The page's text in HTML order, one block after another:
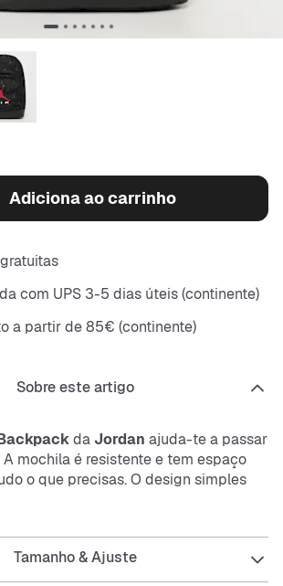
Adiciona ao carrinho
com UPS 3-5 dias úteis (continente)
a partir de 85€ (continente)
Sobre este artigo
da Jordan ajuda-te a passar
mochila é resistente e tem espaço
o que precisas. O design simples
Jumpman torna-a perfeita para a
ou tempo livre.
Tamanho & Ajuste